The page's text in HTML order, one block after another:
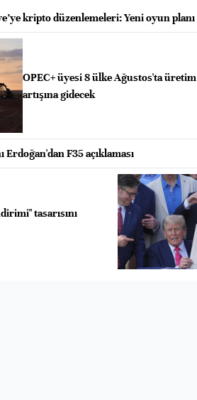
kripto düzenlemeleri: Yeni oyun planı
OPEC+ üyesi 8 ülke Ağustos'ta üretim
artışına gidecek
F35 açıklaması
tasarısını